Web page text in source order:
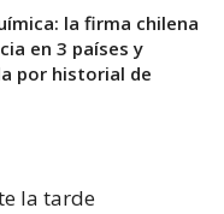
la firma chilena
en 3 países y
por historial de
la tarde